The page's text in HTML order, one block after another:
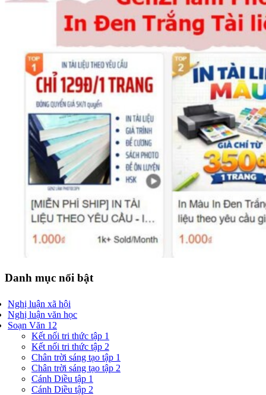
Danh mục nổi bật
Nghị luận xã hội
Nghị luận văn học
Soạn Văn 12
Kết nối tri thức tập 1
Kết nối tri thức tập 2
Chân trời sáng tạo tập 1
Chân trời sáng tạo tập 2
Cánh Diều tập 1
Cánh Diều tập 2